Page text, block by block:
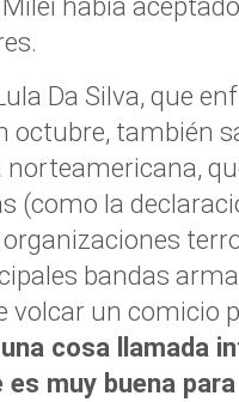
Da Silva, que
octubre, también
norteamericana,
(como la
bandas
volcar un comicio
cosa llamada
muy buena